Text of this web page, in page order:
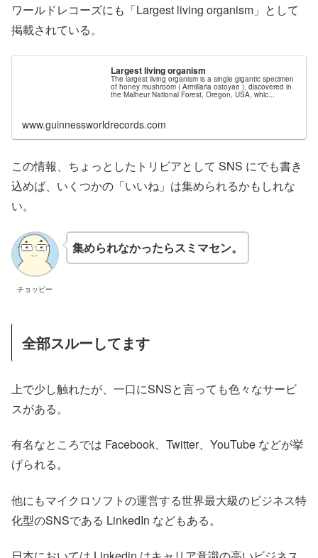
ワールドレコーズにも「Largest living organism」として
掲載されている。
Largest living organism
The largest living organism is a single gigantic specimen
of honey mushroom ( Armillaria ostoyae ), discovered in
the Malheur National Forest, Oregon, USA, whic...
www.guinnessworldrecords.com
この情報、ちょっとしたトリビアとして SNS にでも書き
込めば、いくつかの「いいね」は集められるかもしれな
い。
チョッピー
集められなかったらスミマセン。
全部スルーしてます
上で少し触れたが、一口にSNSと言っても色々なサービ
スがある。
有名なところでは Facebook、Twitter、YouTube などが挙
げられる。
他にもマイクロソフトの運営する世界最大級のビジネス特
化型のSNSである LinkedIn などもある。